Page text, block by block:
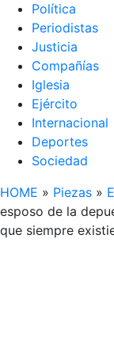
Política
Periodistas
Justicia
Compañías
Iglesia
Ejército
Internacional
Deportes
Sociedad
HOME » Piezas »
esposo de la
que siempre